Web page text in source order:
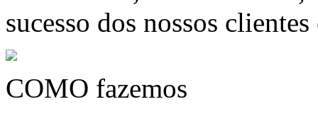
sucesso dos nossos
COMO fazemos